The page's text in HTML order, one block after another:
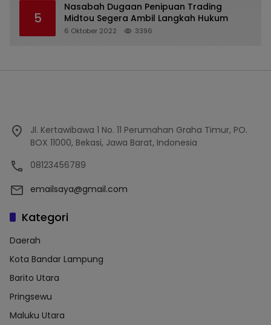
5
Nasabah Dugaan Penipuan Trading
Midtou Segera Ambil Langkah Hukum
6 Oktober 2022 3396
Jl. Kertawibawa 1 No. 11 Perumahan Graha Timur, PO.
BOX 11000, Bekasi, Jawa Barat, Indonesia
08123456789
emailsaya@gmail.com
Kategori
Daerah
Kota Bandar Lampung
Barito Utara
Pringsewu
Maluku Utara